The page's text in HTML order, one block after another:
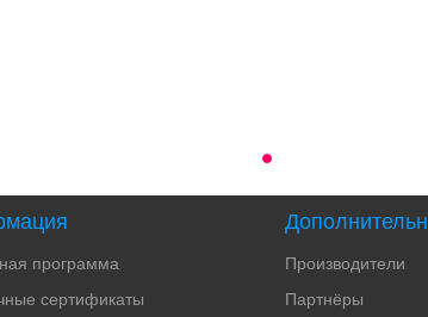
программа
сертификаты
Производители
Партнёры